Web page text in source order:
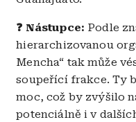
❓ Nástupce: Podle
hierarchizovanou
Mencha“ tak může
soupeřící frakce. Ty
moc, což by zvýšilo
potenciálně i v